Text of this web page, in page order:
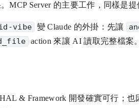
MCP Server 的主要工作，同樣是
vibe 變 Claude 的外掛：先讓
action 來讓 AI 讀取完整檔案
& Framework 開發確實可行；